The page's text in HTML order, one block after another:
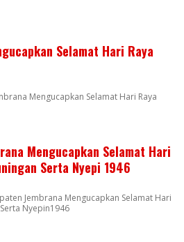
Selamat Hari Raya
Mengucapkan Selamat Hari Raya
Mengucapkan Selamat Hari
Serta Nyepi 1946
Jembrana Mengucapkan Selamat Hari
Nyepin1946